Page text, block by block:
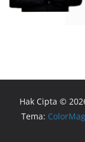
Hak Cipta ©
Tema: ColorMag